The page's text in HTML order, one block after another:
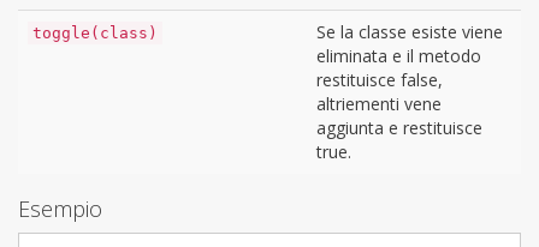
toggle(class)
Se la classe esiste viene
eliminata e il metodo
restituisce false,
altriementi vene
aggiunta e restituisce
true.
Esempio